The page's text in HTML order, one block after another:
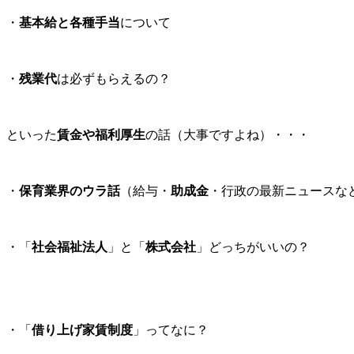
・ 基本給と各種手当について
・ 残業代は必ずもらえるの？
といった賃金や福利厚生の話（大事ですよね）・・・
・ 保育業界のウラ話（給与・ 助成金 ・行政の最新ニュースな
・「 社会福祉法人 」と「 株式会社 」どっちがいいの？
・「 借り上げ家賃制度 」ってなに？